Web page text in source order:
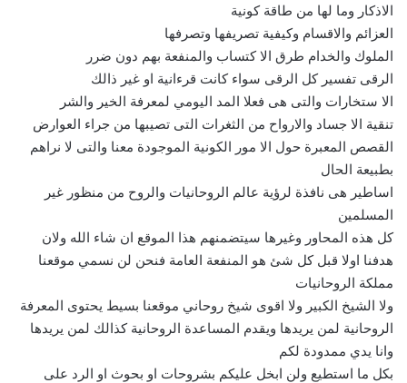
الاذكار وما لها من طاقة كونية
العزائم والاقسام وكيفية تصريفها وتصرفها
الملوك والخدام طرق الا كتساب والمنفعة بهم دون ضرر
الرقى تفسير كل الرقى سواء كانت قرءانية او غير ذالك
الا ستخارات والتى هى فعلا المد اليومي لمعرفة الخير والشر
تنقية الا جساد والارواح من الثغرات التى تصيبها من جراء العوارض
القصص المعبرة حول الا مور الكونية الموجودة معنا والتى لا نراهم
بطبيعة الحال
اساطير هى نافذة لرؤية عالم الروحانيات والروح من منظور غير
المسلمين
كل هذه المحاور وغيرها سيتضمنهم هذا الموقع ان شاء الله ولان
هدفنا اولا قبل كل شئ هو المنفعة العامة فنحن لن نسمي موقعنا
مملكة الروحانيات
ولا الشيخ الكبير ولا اقوى شيخ روحاني موقعنا بسيط يحتوى المعرفة
الروحانية لمن يريدها ويقدم المساعدة الروحانية كذالك لمن يريدها
وانا يدي ممدودة لكم
بكل ما استطيع ولن ابخل عليكم بشروحات او بحوث او الرد على